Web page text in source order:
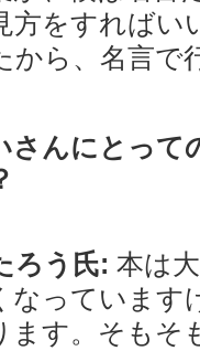
方をすればい
から、名言で
んにとって
ろう氏: 本は
なっています
ます。そもそ